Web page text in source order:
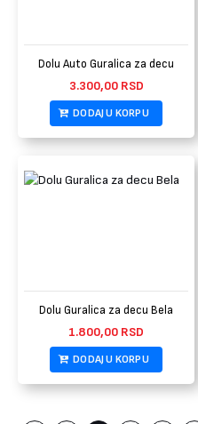
Dolu Auto Guralica za decu
3.300,00 RSD
DODAJ U KORPU
Dolu Guralica za decu Bela
1.800,00 RSD
DODAJ U KORPU